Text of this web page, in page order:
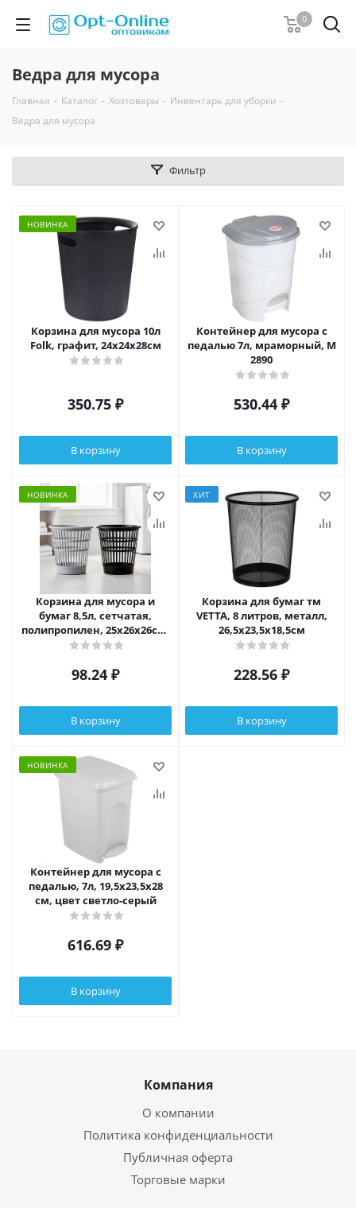
0
Ведра для мусора
Главная - Каталог - Хозтовары - Инвентарь для уборки -
Ведра для мусора
Фильтр
НОВИНКА
Корзина для мусора 10л
Folk, графит, 24х24х28см
350.75 ₽
В корзину
Контейнер для мусора с
педалью 7л, мраморный, М
2890
530.44 ₽
В корзину
НОВИНКА
Корзина для мусора и
бумаг 8,5л, сетчатая,
полипропилен, 25х26х26см,
2 цвета
98.24 ₽
В корзину
ХИТ
Корзина для бумаг тм
VETTA, 8 литров, металл,
26,5х23,5х18,5см
228.56 ₽
В корзину
НОВИНКА
Контейнер для мусора с
педалью, 7л, 19,5х23,5х28
см, цвет светло-серый
616.69 ₽
В корзину
Компания
О компании
Политика конфиденциальности
Публичная оферта
Торговые марки